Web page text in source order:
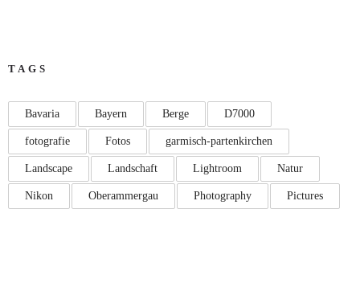
TAGS
Bavaria Bayern Berge D7000
fotografie Fotos garmisch-partenkirchen
Landscape Landschaft Lightroom Natur
Nikon Oberammergau Photography Pictures